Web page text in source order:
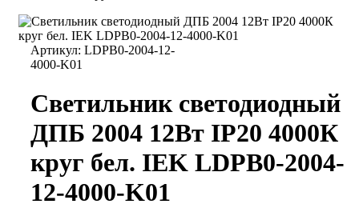
Артикул: LDPB0-2004-12-
4000-K01
Светильник светодиодный
ДПБ 2004 12Вт IP20 4000К
круг бел. IEK LDPB0-2004-
12-4000-K01